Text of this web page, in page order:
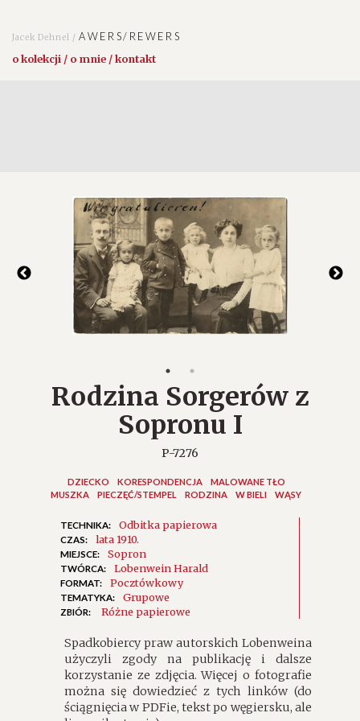
Jacek Dehnel /AWERS/REWERS
o kolekcji / o mnie / kontakt
Rodzina Sorgerów z
Sopronu I
P-7276
DZIECKO KORESPONDENCJA
MALOWANE TŁO
MUSZKA
PIECZĘĆ/STEMPEL RODZINA W BIELI WĄSY
TECHNIKA: Odbitka papierowa
CZAS: lata 1910.
MIEJSCE: Sopron
TWÓRCA: Lobenwein Harald
FORMAT: Pocztówkowy
TEMATYKA: Grupowe
ZBIÓR: Różne papierowe
Spadkobiercy praw autorskich Lobenweina
użyczyli zgody na publikację i dalsze
korzystanie ze zdjęcia. Więcej o fotografie
można się dowiedzieć z tych linków (do
ściągnięcia w PDFie, tekst po węgiersku, ale